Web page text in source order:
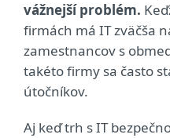
vážnejší problém.
firmách má IT zväčša
zamestnancov s
takéto firmy sa často
útočníkov.
Aj keď trh s IT